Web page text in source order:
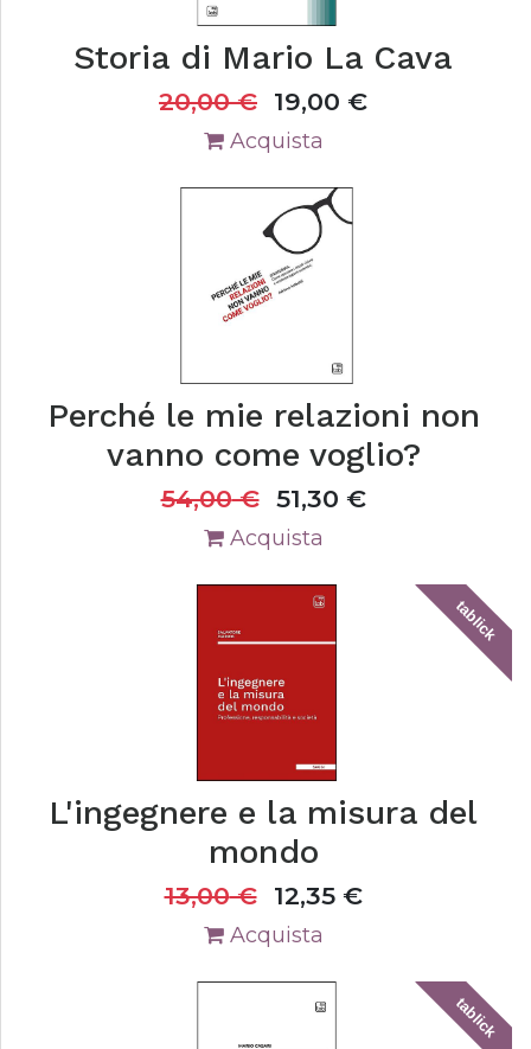
Storia di Mario La Cava
20,00€ 19,00 €
Acquista
Perché le mie relazioni non
vanno come voglio?
54,00€ 51,30 €
Acquista
tablick
L'ingegnere e la misura del
mondo
13,00€ 12,35€
Acquista
tablick